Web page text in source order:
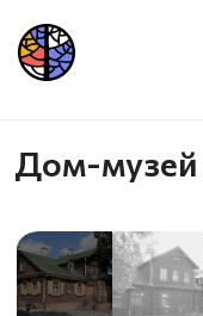
Дом-музей